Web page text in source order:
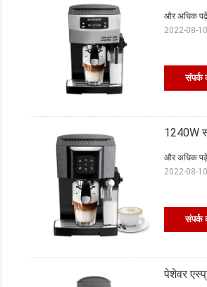
संपर्क
और अधिक पढ़ें
2022-08-
1240W
संपर्क
और अधिक पढ़ें
2022-08-
पेशेवर